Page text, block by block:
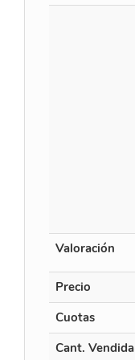
Valoración
Precio
Cuotas
Cant. Vendida